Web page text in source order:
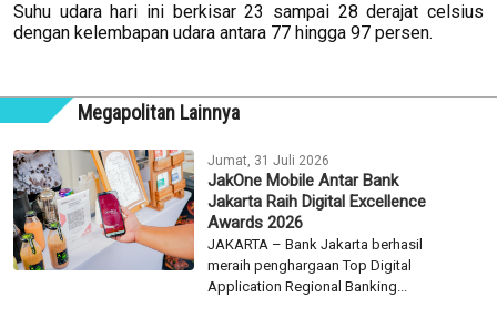
Suhu udara hari ini berkisar 23 sampai 28 derajat celsius
dengan kelembapan udara antara 77 hingga 97 persen.
Megapolitan Lainnya
Jumat, 31 Juli 2026
JakOne Mobile Antar Bank
Jakarta Raih Digital Excellence
Awards 2026
JAKARTA – Bank Jakarta berhasil
meraih penghargaan Top Digital
Application Regional Banking...